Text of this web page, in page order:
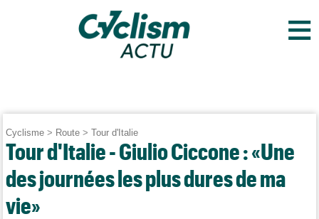
≡
Cyclisme > Route >Tour d'Italie
Tour d'Italie - Giulio Ciccone : «Une
des journées les plus dures de ma
vie»